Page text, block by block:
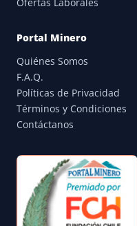
Ofertas Laborales
Portal Minero
Quiénes Somos
F.A.Q.
Políticas de Privacidad
Términos y Condiciones
Contáctanos